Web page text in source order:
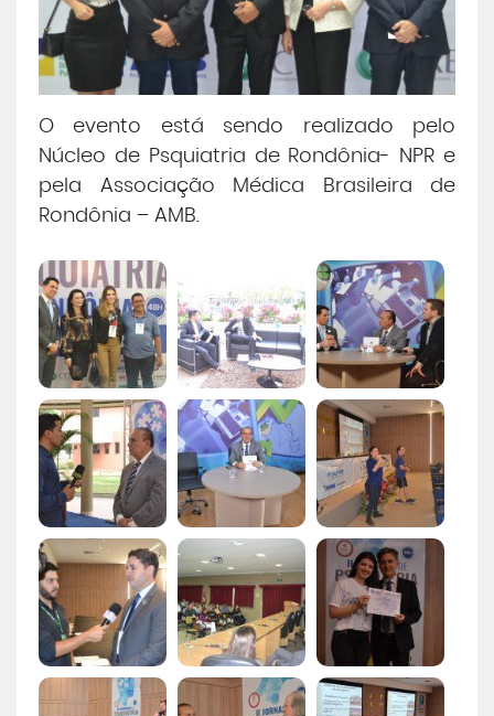
O evento está sendo realizado pelo
Núcleo de Psquiatria de Rondônia- NPR e
pela Associação Médica Brasileira de
Rondônia – AMB.